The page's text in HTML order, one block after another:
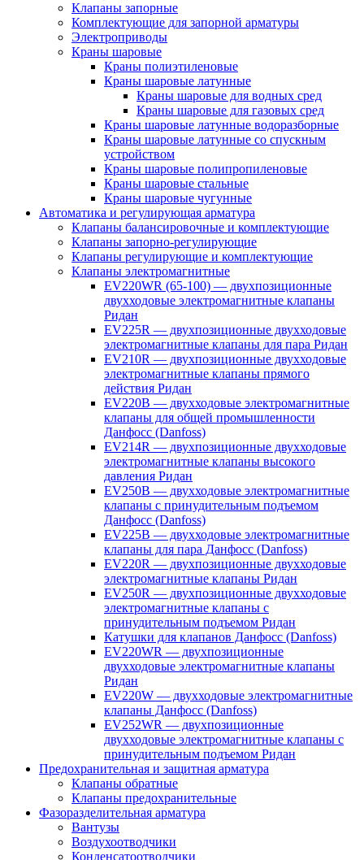
Клапаны запорные
Комплектующие для запорной арматуры
Электроприводы
Краны шаровые
Краны полиэтиленовые
Краны шаровые латунные
Краны шаровые для водных сред
Краны шаровые для газовых сред
Краны шаровые латунные водоразборные
Краны шаровые латунные со спускным
устройством
Краны шаровые полипропиленовые
Краны шаровые стальные
Краны шаровые чугунные
Автоматика и регулирующая арматура
Клапаны балансировочные и комплектующие
Клапаны запорно-регулирующие
Клапаны регулирующие и комплектующие
Клапаны электромагнитные
EV220WR (65-100) — двухпозиционные
двухходовые электромагнитные клапаны
Ридан
EV225R — двухпозиционные двухходовые
электромагнитные клапаны для пара Ридан
EV210R — двухпозиционные двухходовые
электромагнитные клапаны прямого
действия Ридан
EV220B — двухходовые электромагнитные
клапаны для общей промышленности
Данфосс (Danfoss)
EV214R — двухпозиционные двухходовые
электромагнитные клапаны высокого
давления Ридан
EV250B — двухходовые электромагнитные
клапаны с принудительным подъемом
Данфосс (Danfoss)
EV225B — двухходовые электромагнитные
клапаны для пара Данфосс (Danfoss)
EV220R — двухпозиционные двухходовые
электромагнитные клапаны Ридан
EV250R — двухпозиционные двухходовые
электромагнитные клапаны с
принудительным подъемом Ридан
Катушки для клапанов Данфосс (Danfoss)
EV220WR — двухпозиционные
двухходовые электромагнитные клапаны
Ридан
EV220W — двухходовые электромагнитные
клапаны Данфосс (Danfoss)
EV252WR — двухпозиционные
двухходовые электромагнитные клапаны с
принудительным подъемом Ридан
Предохранительная и защитная арматура
Клапаны обратные
Клапаны предохранительные
Фазоразделительная арматура
Вантузы
Воздухоотводчики
Конденсатоотводчики